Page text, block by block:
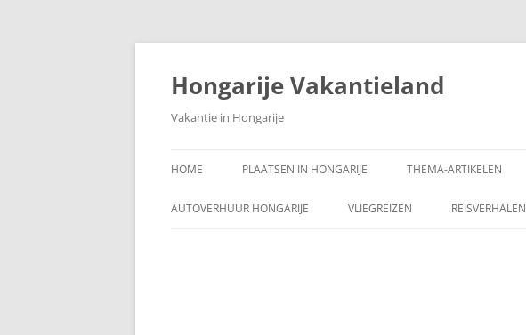
Ga
inhoud
Hongarije Vakantieland
Vakantie in Hongarije
HOME PLAATSEN IN HONGARIJE THEMA-ARTIKELEN
AUTOVERHUUR HONGARIJE VLIEGREIZEN REISVERHALEN